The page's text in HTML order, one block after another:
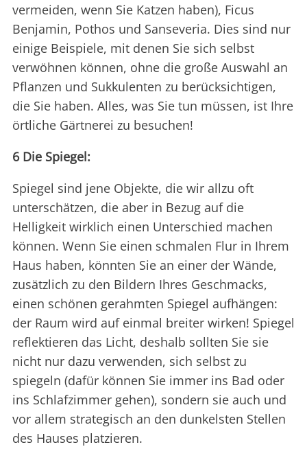
vermeiden, wenn Sie Katzen haben), Ficus
Benjamin, Pothos und Sanseveria. Dies sind nur
einige Beispiele, mit denen Sie sich selbst
verwöhnen können, ohne die große Auswahl an
Pflanzen und Sukkulenten zu berücksichtigen,
die Sie haben. Alles, was Sie tun müssen, ist Ihre
örtliche Gärtnerei zu besuchen!
6 Die Spiegel:
Spiegel sind jene Objekte, die wir allzu oft
unterschätzen, die aber in Bezug auf die
Helligkeit wirklich einen Unterschied machen
können. Wenn Sie einen schmalen Flur in Ihrem
Haus haben, könnten Sie an einer der Wände,
zusätzlich zu den Bildern Ihres Geschmacks,
einen schönen gerahmten Spiegel aufhängen:
der Raum wird auf einmal breiter wirken! Spiegel
reflektieren das Licht, deshalb sollten Sie sie
nicht nur dazu verwenden, sich selbst zu
spiegeln (dafür können Sie immer ins Bad oder
ins Schlafzimmer gehen), sondern sie auch und
vor allem strategisch an den dunkelsten Stellen
des Hauses platzieren.